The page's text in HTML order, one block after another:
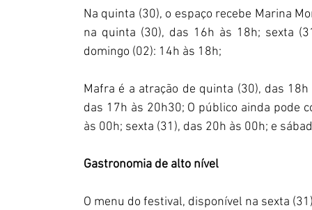
Na quinta (30), o espaço recebe Marina
na quinta (30), das 16h às 18h; sexta
domingo (02): 14h às 18h;
Mafra é a atração de quinta (30), das
das 17h às 20h30; O público ainda pode
às 00h; sexta (31), das 20h às 00h; e
Gastronomia de alto nível
O menu do festival, disponível na sexta